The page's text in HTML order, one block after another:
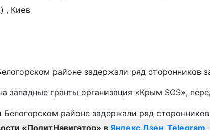
, Киев
районе задержали ряд сторонников
гранты организация «Крым SOS»,